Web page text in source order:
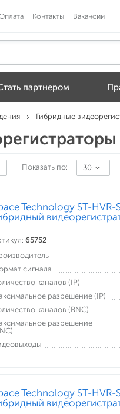
Контакты Вакансии
партнером
Гибридные
Показать по: 30
Technology ST-
65752
сигнала
каналов (IP)
разрешение (IP)
каналов (BNC)
разрешение
Technology ST-